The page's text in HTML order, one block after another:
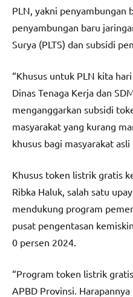
PLN, yakni penyambungan
penyambungan baru
Surya (PLTS) dan subsidi
“Khusus untuk PLN kita
Dinas Tenaga Kerja dan
menganggarkan subsidi
masyarakat yang kurang
khusus bagi masyarakat asli
Khusus token listrik gratis
Ribka Haluk, salah satu
mendukung program
pusat pengentasan
0 persen 2024.
“Program token listrik
APBD Provinsi.